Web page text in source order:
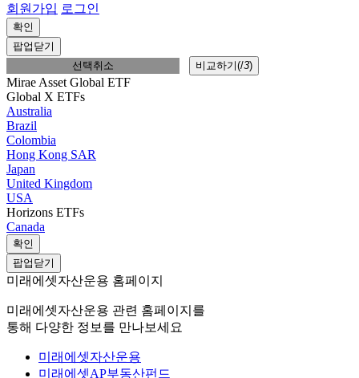
회원가입 로그인
확인
팝업닫기
선택취소
비교하기(/3)
Mirae Asset Global ETF
Global X ETFs
Australia
Brazil
Colombia
Hong Kong SAR
Japan
United Kingdom
USA
Horizons ETFs
Canada
확인
팝업닫기
미래에셋자산운용 홈페이지
미래에셋자산운용 관련 홈페이지를
통해 다양한 정보를 만나보세요
미래에셋자산운용
미래에셋AP부동산펀드